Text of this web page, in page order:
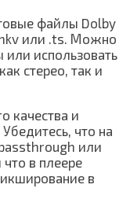
файлы Dolby
или .ts. Можно
использовать
стерео, так и
качества и
что на
или
что в плеере
в